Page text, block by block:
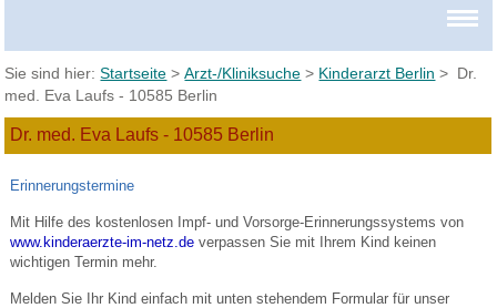
Sie sind hier:Startseite >Arzt-/Kliniksuche > Kinderarzt Berlin > Dr.
med. Eva Laufs - 10585 Berlin
Dr. med. Eva Laufs - 10585 Berlin
Erinnerungstermine
Mit Hilfe des kostenlosen Impf- und Vorsorge-Erinnerungssystems von
www.kinderaerzte-im-netz.deverpassen Sie mit Ihrem Kind keinen
wichtigen Termin mehr.
Melden Sie Ihr Kind einfach mit unten stehendem Formular für unser